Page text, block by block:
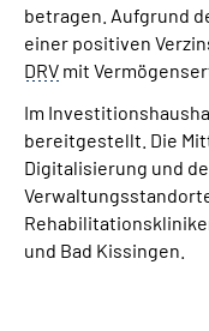
betragen. Aufgrund
einer positiven
DRV mit
Im
bereitgestellt. Die
Digitalisierung und
und Bad Kissingen.